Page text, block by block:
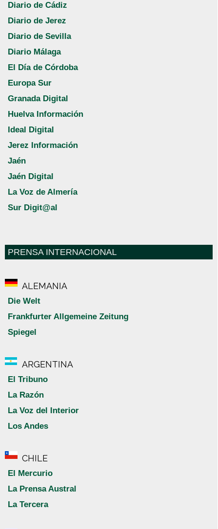
Diario de Cádiz
Diario de Jerez
Diario de Sevilla
Diario Málaga
El Día de Córdoba
Europa Sur
Granada Digital
Huelva Información
Ideal Digital
Jerez Información
Jaén
Jaén Digital
La Voz de Almería
Sur Digit@al
PRENSA INTERNACIONAL
ALEMANIA
Die Welt
Frankfurter Allgemeine Zeitung
Spiegel
ARGENTINA
El Tribuno
La Razón
La Voz del Interior
Los Andes
CHILE
El Mercurio
La Prensa Austral
La Tercera